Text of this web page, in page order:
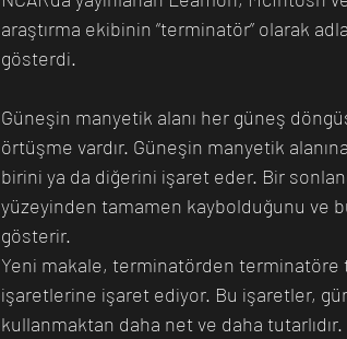
araştırma ekibinin “terminatör” olarak
gösterdi.
Güneşin manyetik alanı her güneş
örtüşme vardır. Güneşin manyetik
birini ya da diğerini işaret eder. Bir
yüzeyinden tamamen kaybolduğunu ve
gösterir.
Yeni makale, terminatörden
işaretlerine işaret ediyor. Bu işaretler,
kullanmaktan daha net ve daha